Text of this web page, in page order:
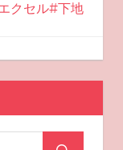
クセル#下地